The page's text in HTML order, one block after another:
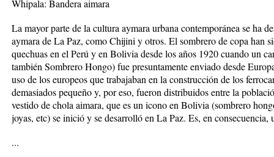
Whipala: Bandera aimara
La mayor parte de la cultura aymara urbana contemporánea se ha
aymara de La Paz, como Chijini y otros. El sombrero de copa han
quechuas en el Perú y en Bolivia desde los años 1920 cuando un
también Sombrero Hongo) fue presuntamente enviado desde
uso de los europeos que trabajaban en la construcción de los
demasiados pequeño y, por eso, fueron distribuidos entre la
vestido de chola aimara, que es un icono en Bolivia (sombrero
joyas, etc) se inició y se desarrolló en La Paz. Es, en consecuencia,
...